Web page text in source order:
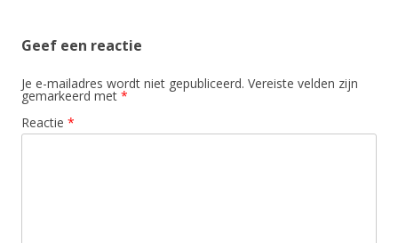
Geef een reactie
Je e-mailadres wordt niet gepubliceerd. Vereiste velden zijn
gemarkeerd met *
Reactie *